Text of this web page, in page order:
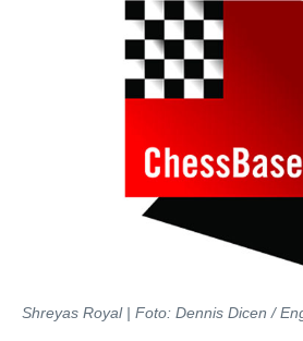
Shreyas Royal | Foto: Dennis Dicen /